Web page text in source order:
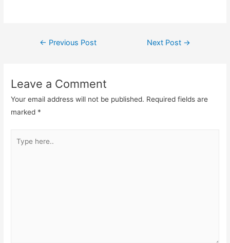
Post
← Previous Post Next Post →
Leave a Comment
Your email address will not be published. Required fields are
marked *
here..